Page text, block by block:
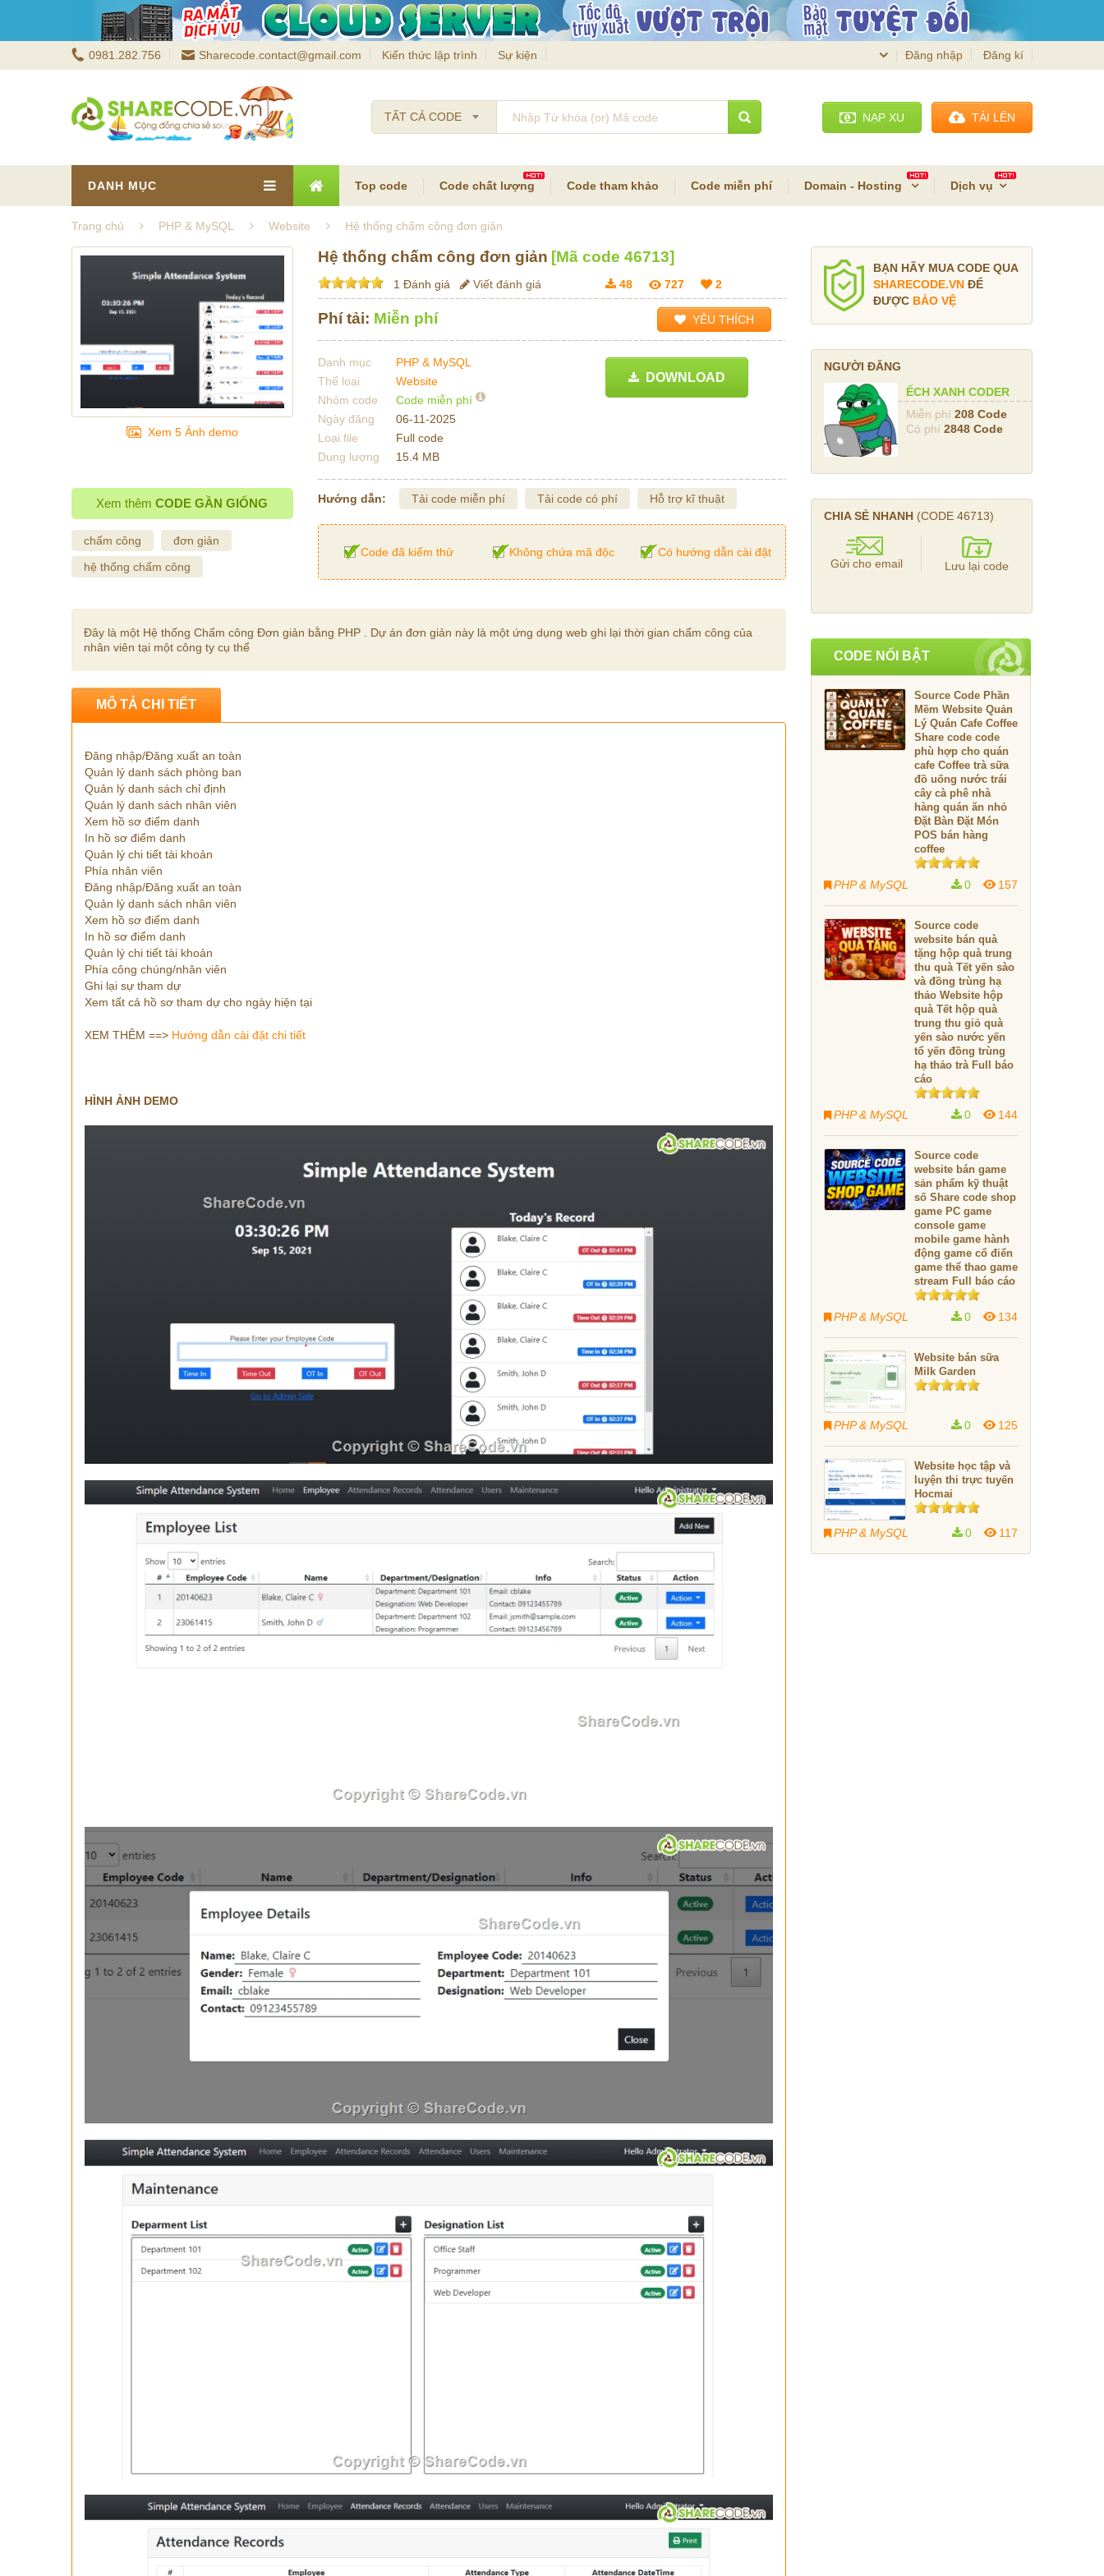
0981.282.756 Sharecode.contact@gmail.com Kiến thức lập trình Sự kiện Đăng nhập Đăng kí
TẤT CẢ CODE NẠP XU TẢI LÊN
DANH MỤC Top code Code chất lượng Code tham khảo Code miễn phí Domain - Hosting Dịch vụ
Trang chủ PHP & MySQL Website Hệ thống chấm công đơn giản
Xem 5 Ảnh demo
Hệ thống chấm công đơn giản [Mã code 46713]
1 Đánh giá Viết đánh giá 48 727 2
Phí tải: Miễn phí YÊU THÍCH
Danh mục
PHP & MySQL
Thể loại
Website
Nhóm code
Code miễn phí
Ngày đăng
06-11-2025
Loại file
Full code
Dung lượng
15.4 MB
DOWNLOAD
Hướng dẫn: Tải code miễn phí Tải code có phí Hỗ trợ kĩ thuật
Code đã kiểm thử Không chứa mã độc Có hướng dẫn cài đặt
Xem thêmCODE GẦN GIỐNG
chấm công
đơn giản
hệ thống chấm công
Đây là một Hệ thống Chấm công Đơn giản bằng PHP . Dự án đơn giản này là một ứng dụng web ghi lại thời gian chấm công của
nhân viên tại một công ty cụ thể
MÔ TẢ CHI TIẾT
Đăng nhập/Đăng xuất an toàn
Quản lý danh sách phòng ban
Quản lý danh sách chỉ định
Quản lý danh sách nhân viên
Xem hồ sơ điểm danh
In hồ sơ điểm danh
Quản lý chi tiết tài khoản
Phía nhân viên
Đăng nhập/Đăng xuất an toàn
Quản lý danh sách nhân viên
Xem hồ sơ điểm danh
In hồ sơ điểm danh
Quản lý chi tiết tài khoản
Phía công chúng/nhân viên
Ghi lại sự tham dự
Xem tất cả hồ sơ tham dự cho ngày hiện tại
XEM THÊM ==> Hướng dẫn cài đặt chi tiết
HÌNH ẢNH DEMO
BẠN HÃY MUA CODE QUA
SHARECODE.VN ĐỂ
ĐƯỢC BẢO VỆ
NGƯỜI ĐĂNG
ẾCH XANH CODER
Miễn phí 208 Code
Có phí 2848 Code
CHIA SẺ NHANH (CODE 46713)
Gửi cho email Lưu lại code
CODE NỔI BẬT
Source Code Phần
Mềm Website Quản
Lý Quán Cafe Coffee
Share code code
phù hợp cho quán
cafe Coffee trà sữa
đồ uống nước trái
cây cà phê nhà
hàng quán ăn nhỏ
Đặt Bàn Đặt Món
POS bán hàng
coffee
PHP & MySQL 157
0
Source code
website bán quà
tặng hộp quà trung
thu quà Tết yến sào
và đồng trùng hạ
thảo Website hộp
quà Tết hộp quà
trung thu giỏ quà
yến sào nước yến
tổ yến đồng trùng
hạ thảo trà Full báo
cáo
PHP & MySQL 144
0
Source code
website bán game
sản phẩm kỹ thuật
số Share code shop
game PC game
console game
mobile game hành
động game cổ điển
game thể thao game
stream Full báo cáo
PHP & MySQL 134
0
Website bán sữa
Milk Garden
PHP & MySQL 125
0
Website học tập và
luyện thi trực tuyến
Hocmai
PHP & MySQL 117
0